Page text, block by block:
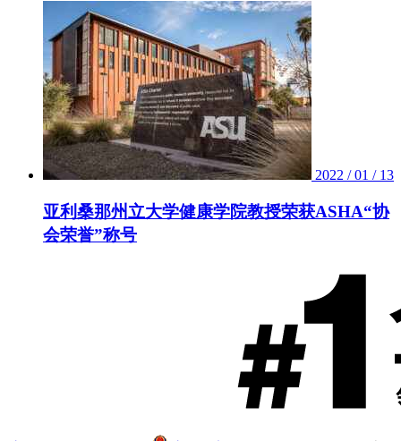
2022 / 01 / 13
亚利桑那州立大学健康学院教授荣获ASHA“协
会荣誉”称号